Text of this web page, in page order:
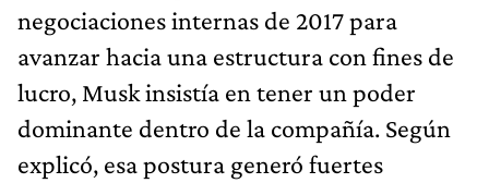
negociaciones internas de 2017 para
avanzar hacia una estructura con fines de
lucro, Musk insistía en tener un poder
dominante dentro de la compañía. Según
explicó, esa postura generó fuertes